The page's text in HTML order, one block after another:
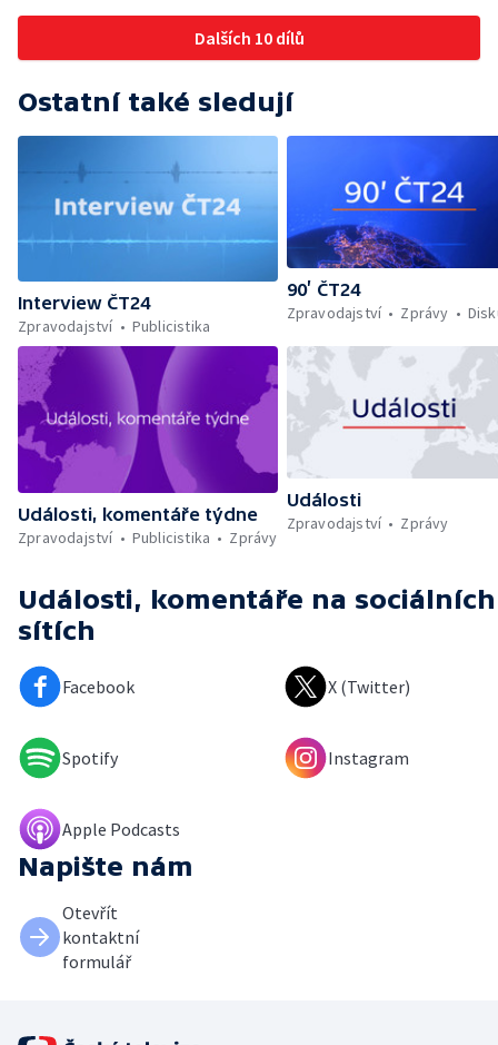
Dalších 10 dílů
Ostatní také sledují
Interview ČT24
Zpravodajství
Publicistika
90’ ČT24
Zpravodajství
Zprávy
Události, komentáře týdne
Zpravodajství
Publicistika Zprávy
Události
Zpravodajství
Zprávy
Události, komentáře na sociálních
sítích
Facebook X (Twitter)
Spotify Instagram
Apple Podcasts
Napište nám
Otevřít
kontaktní
formulář